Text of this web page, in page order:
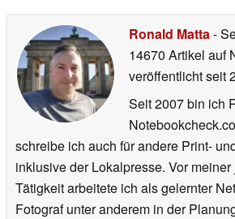
Ronald Matta-
14670 Artikel auf
veröffentlichtseit
Seit 2007 bin ich
schreibe ich auch für andere Print-
inklusive der Lokalpresse. Vor
Tätigkeit arbeitete ich als gelernter
Fotograf unter anderem in der